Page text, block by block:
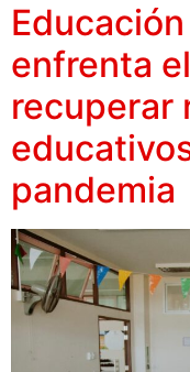
enfrenta
recuperar
pandemia